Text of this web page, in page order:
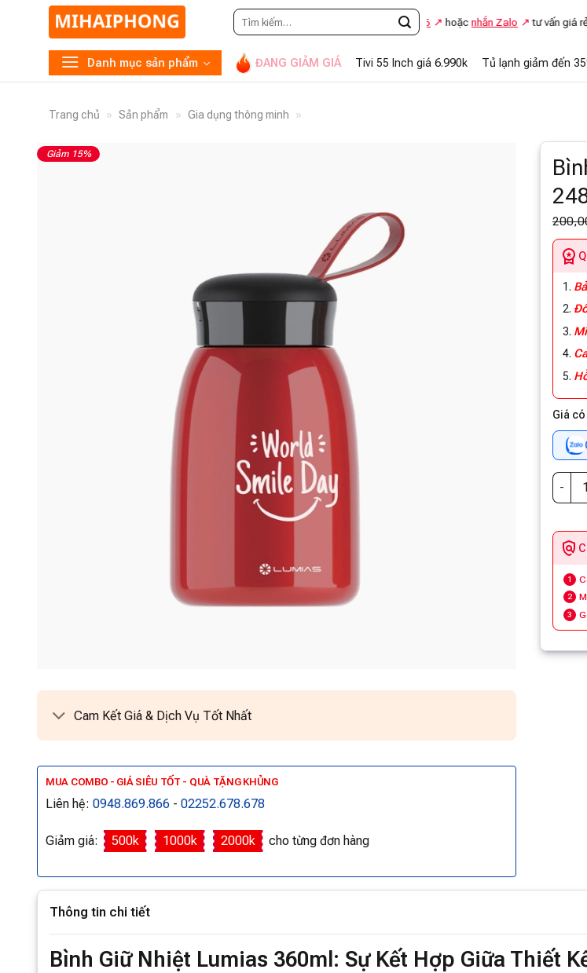
Tìm
kiếm:
hoặcnhắn Zalo tư vấn giá rẻ
Danh mục sản phẩm ĐANG GIẢM GIÁ Tivi 55 Inch giá 6.990k Tủ lạnh giảm đến
Trang chủ » Sản phẩm » Gia dụng thông minh »
Giảm 15%
Cam Kết Giá & Dịch Vụ Tốt Nhất
MUA COMBO - GIÁ SIÊU TỐT - QUÀ TẶNG KHỦNG
Liên hệ: 0948.869.866 - 02252.678.678
Giảm giá: 500k 1000k 2000k cho từng đơn hàng
Giá
1
2
3
Thông tin chi tiết
Bình Giữ Nhiệt Lumias 360ml: Sự Kết Hợp Giữa Thiết